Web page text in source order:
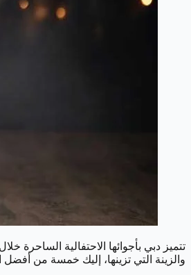
تتميز دبي بأجوائها الاحتفالية الساحرة
والزينة التي تزينها، إليك خمسة من